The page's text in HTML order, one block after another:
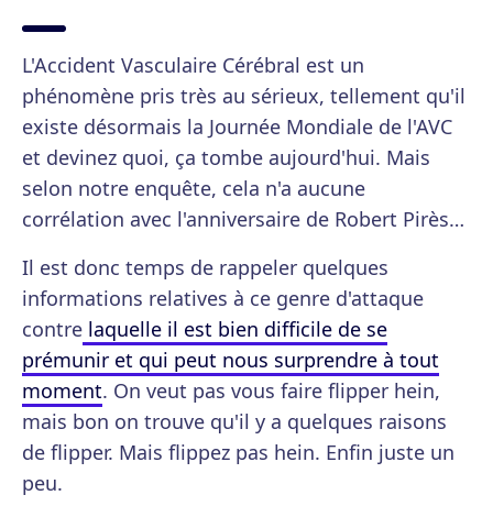
L'Accident Vasculaire Cérébral est un
phénomène pris très au sérieux, tellement qu'il
existe désormais la Journée Mondiale de l'AVC
et devinez quoi, ça tombe aujourd'hui. Mais
selon notre enquête, cela n'a aucune
corrélation avec l'anniversaire de Robert Pirès…
Il est donc temps de rappeler quelques
informations relatives à ce genre d'attaque
contre laquelle il est bien difficile de se
prémunir et qui peut nous surprendre à tout
moment. On veut pas vous faire flipper hein,
mais bon on trouve qu'il y a quelques raisons
de flipper. Mais flippez pas hein. Enfin juste un
peu.